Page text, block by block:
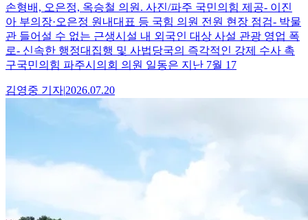
손형배, 오은정, 옥승철 의원. 사진/파주 국민의힘 제공- 이진
아 부의장·오은정 원내대표 등 국힘 의원 전원 현장 점검- 박물
관 들어설 수 없는 근생시설 내 외국인 대상 사설 관광 영업 폭
로- 신속한 행정대집행 및 사법당국의 즉각적인 강제 수사 촉
구국민의힘 파주시의회 의원 일동은 지난 7월 17
김영중 기자|2026.07.20